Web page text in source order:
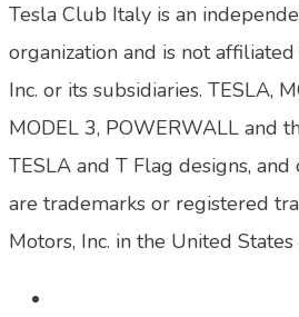
Tesla Club Italy is an
organization and is not
Inc. or its subsidiaries. TESLA,
MODEL 3, POWERWALL and
TESLA and T Flag designs,
are trademarks or registered
Motors, Inc. in the United